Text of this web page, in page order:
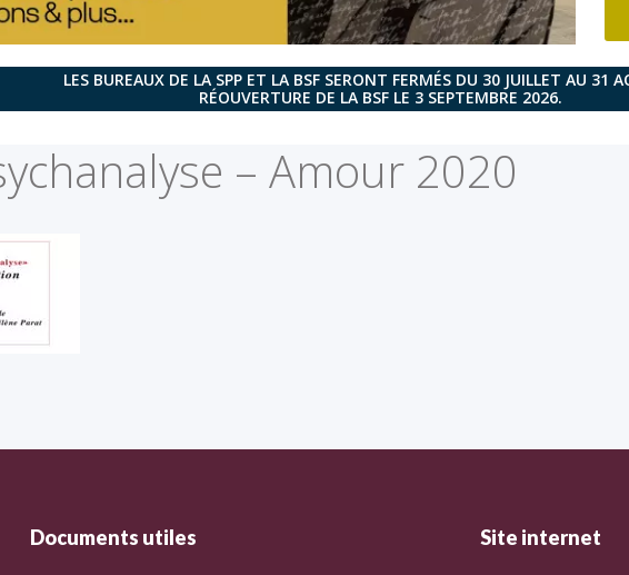
LES BUREAUX DE LA SPP ET LA BSF SERONT FERMÉS DU 30 JUILLET AU 31
RÉOUVERTURE DE LA BSF LE 3 SEPTEMBRE 2026.
– Amour 2020
Documents utiles Site internet